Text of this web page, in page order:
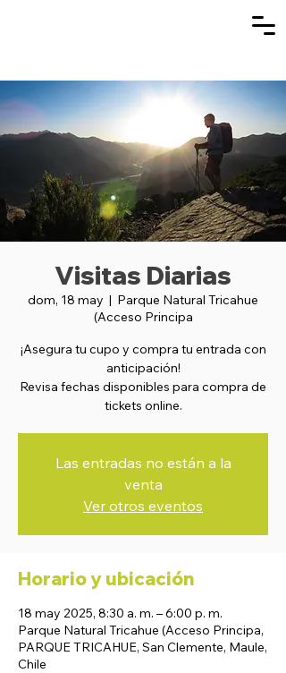
Visitas Diarias
dom, 18 may
  |
Parque Natural Tricahue
(Acceso Principa
¡Asegura tu cupo y compra tu entrada con
anticipación!
Revisa fechas disponibles para compra de
tickets online.
Las entradas no están a la
venta
Ver otros eventos
Horario y ubicación
18 may 2025, 8:30 a. m. – 6:00 p. m.
Parque Natural Tricahue (Acceso Principa,
PARQUE TRICAHUE, San Clemente, Maule,
Chile